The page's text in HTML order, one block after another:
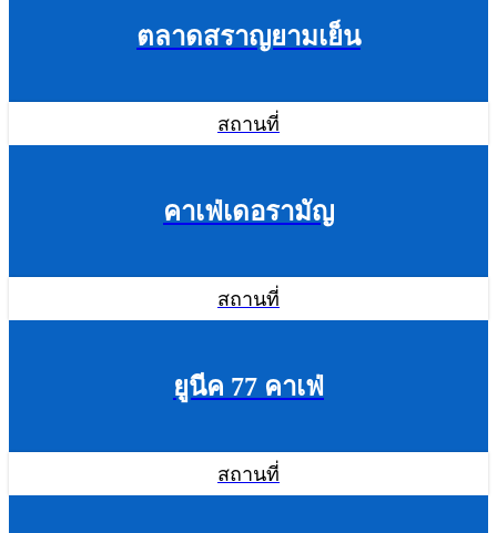
ตลาดสราญยามเย็น
สถานที่
คาเฟ่เดอรามัญ
สถานที่
ยูนีค 77 คาเฟ่
สถานที่